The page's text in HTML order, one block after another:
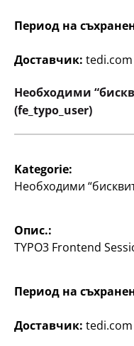
любимец за
Нашите продукти са
животни.
12 артикул
Период на
Доставчик: tedi.com
Необходими
(fe_typo_user)
Kategorie:
Необходими
Опис.:
TYPO3 Frontend
Период на
Доставчик: tedi.com